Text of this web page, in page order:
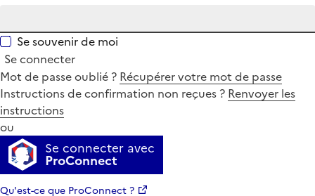
Se souvenir de moi
Se connecter
Mot de passe oublié ? Récupérer votre mot de passe
Instructions de confirmation non reçues ? Renvoyer les
instructions
ou
Se connecter avec
ProConnect
Qu'est-ce que ProConnect ?